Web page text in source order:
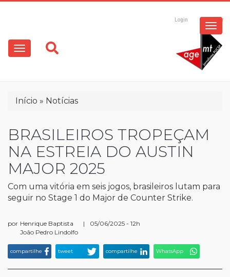
conteúdo
principal
Login Registrar
Main
navigation
Trilha
navegação
Início Notícias
BRASILEIROS TROPEÇAM
NA ESTREIA DO AUSTIN
MAJOR 2025
Com uma vitória em seis jogos, brasileiros lutam para
seguir no Stage 1 do Major de Counter Strike.
por Henrique Baptista
João Pedro Lindolfo
| 05/06/2025 - 12h
compartilhe tweet compartilhe WhatsApp